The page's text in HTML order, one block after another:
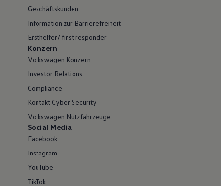
Geschäftskunden
Information zur Barrierefreiheit
Ersthelfer/ first responder
Konzern
Volkswagen Konzern
Investor Relations
Compliance
Kontakt Cyber Security
Volkswagen Nutzfahrzeuge
Social Media
Facebook
Instagram
YouTube
TikTok